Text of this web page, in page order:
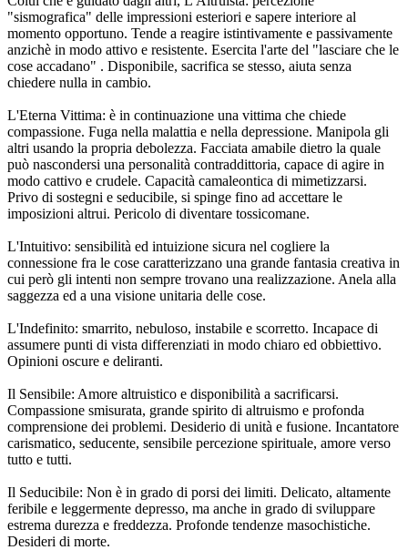
"sismografica" delle impressioni esteriori e sapere interiore al
momento opportuno. Tende a reagire istintivamente e passivamente
anzichè in modo attivo e resistente. Esercita l'arte del "lasciare che le
cose accadano" . Disponibile, sacrifica se stesso, aiuta senza
chiedere nulla in cambio.
L'Eterna Vittima: è in continuazione una vittima che chiede
compassione. Fuga nella malattia e nella depressione. Manipola gli
altri usando la propria debolezza. Facciata amabile dietro la quale
può nascondersi una personalità contraddittoria, capace di agire in
modo cattivo e crudele. Capacità camaleontica di mimetizzarsi.
Privo di sostegni e seducibile, si spinge fino ad accettare le
imposizioni altrui. Pericolo di diventare tossicomane.
L'Intuitivo: sensibilità ed intuizione sicura nel cogliere la
connessione fra le cose caratterizzano una grande fantasia creativa in
cui però gli intenti non sempre trovano una realizzazione. Anela alla
saggezza ed a una visione unitaria delle cose.
L'Indefinito: smarrito, nebuloso, instabile e scorretto. Incapace di
assumere punti di vista differenziati in modo chiaro ed obbiettivo.
Opinioni oscure e deliranti.
Il Sensibile: Amore altruistico e disponibilità a sacrificarsi.
Compassione smisurata, grande spirito di altruismo e profonda
comprensione dei problemi. Desiderio di unità e fusione. Incantatore
carismatico, seducente, sensibile percezione spirituale, amore verso
tutto e tutti.
Il Seducibile: Non è in grado di porsi dei limiti. Delicato, altamente
feribile e leggermente depresso, ma anche in grado di sviluppare
estrema durezza e freddezza. Profonde tendenze masochistiche.
Desideri di morte.